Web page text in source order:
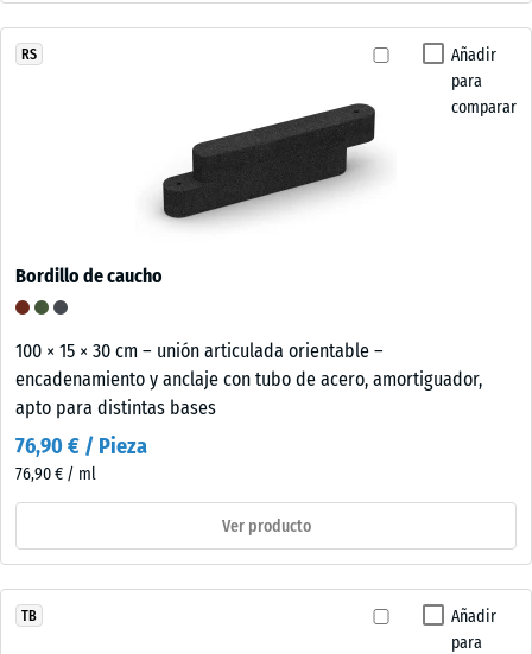
Añadir
para
comparar
RS
Bordillo de caucho
100 × 15 × 30 cm – unión articulada orientable –
encadenamiento y anclaje con tubo de acero, amortiguador,
apto para distintas bases
76,90 € / Pieza
76,90 € / ml
Ver producto
Añadir
para
TB